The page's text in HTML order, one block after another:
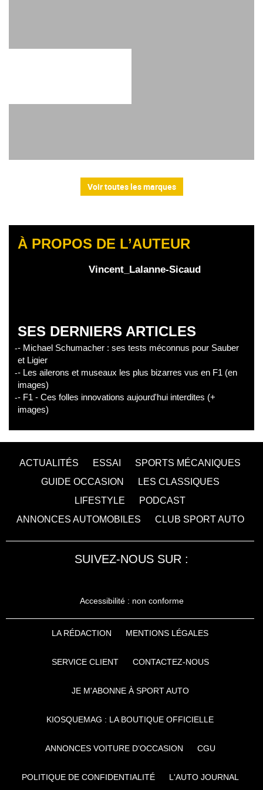
Voir toutes les marques
À PROPOS DE L’AUTEUR
Vincent_Lalanne-Sicaud
SES DERNIERS ARTICLES
- Michael Schumacher : ses tests méconnus pour Sauber
et Ligier
- Les ailerons et museaux les plus bizarres vus en F1 (en
images)
- F1 - Ces folles innovations aujourd'hui interdites (+
images)
ACTUALITÉS ESSAI
SPORTS MÉCANIQUES
GUIDE OCCASION
LES CLASSIQUES
LIFESTYLE
PODCAST
ANNONCES AUTOMOBILES
CLUB SPORT AUTO
SUIVEZ-NOUS SUR :
Accessibilité : non conforme
LA RÉDACTION MENTIONS LÉGALES
SERVICE CLIENT CONTACTEZ-NOUS
JE M'ABONNE À SPORT AUTO
KIOSQUEMAG : LA BOUTIQUE OFFICIELLE
ANNONCES VOITURE D’OCCASION CGU
POLITIQUE DE CONFIDENTIALITÉ L'AUTO JOURNAL